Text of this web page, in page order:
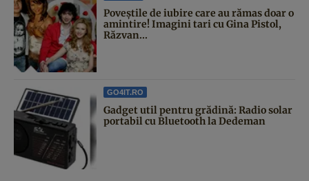
Poveştile de iubire care au rămas doar o
amintire! Imagini tari cu Gina Pistol,
Răzvan...
GO4IT.RO
Gadget util pentru grădină: Radio solar
portabil cu Bluetooth la Dedeman